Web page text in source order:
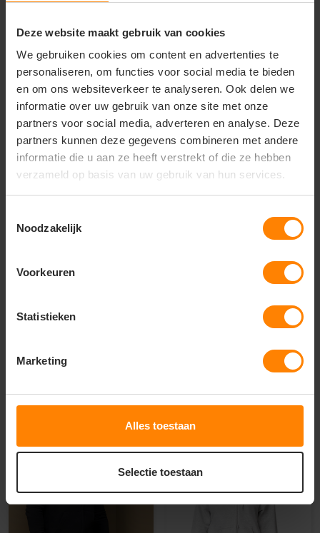
Deze website maakt gebruik van cookies
We gebruiken cookies om content en advertenties te
personaliseren, om functies voor social media te bieden
en om ons websiteverkeer te analyseren. Ook delen we
informatie over uw gebruik van onze site met onze
partners voor social media, adverteren en analyse. Deze
partners kunnen deze gegevens combineren met andere
informatie die u aan ze heeft verstrekt of die ze hebben
verzameld op basis van uw gebruik van hun services.
Noodzakelijk
Voorkeuren
Statistieken
Marketing
Alles toestaan
Selectie toestaan
PERSONALISEER PERSONALISEER
Gildan
Gildan Softstyle
GILSF600
2658
PERSONALISEER
B&C Collection kleding
Eigenschap: Hoge kwaliteit
PERSONALISEER